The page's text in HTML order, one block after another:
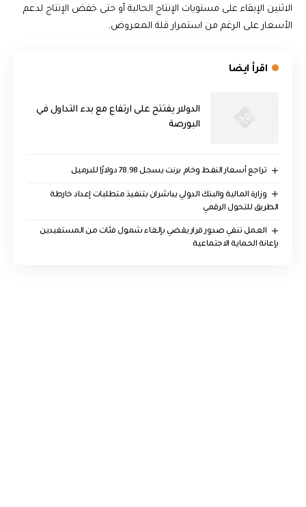
الاثنين الإبقاء على مستويات الإنتاج الحالية أو حتى خفض الإنتاج لدعم
الأسعار على الرغم من استمرار قلة المعروض.
اقرأ ايضا
الدولار يفتتح على ارتفاع مع بدء التداول في
البورصة
تراجع أسعار النفط وخام برنت يسجل 78.98 دولارًا للبرميل
وزارة المالية والبنك الدولي يباشران بتنفيذ متطلبات إعداد خارطة
الطريق للتحول الرقمي
العمل تنفي صدور قرار يقضي بإلغاء شمول فئات من المستفيدين
بإعانة الحماية الاجتماعية